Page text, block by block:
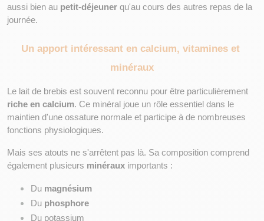
aussi bien au petit-déjeuner qu'au cours des autres repas de la
journée.
Un apport intéressant en calcium, vitamines et
minéraux
riche en calcium. Ce minéral joue un rôle essentiel dans le
maintien d'une ossature normale et participe à de nombreuses
fonctions physiologiques.
Mais ses atouts ne s'arrêtent pas là. Sa composition comprend
également plusieurs minéraux importants :
Du magnésium
Du phosphore
Du potassium